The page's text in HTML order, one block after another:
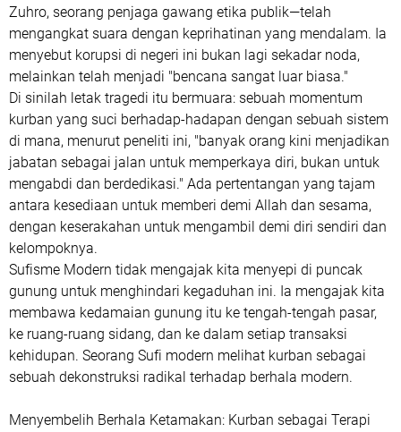
Zuhro, seorang penjaga gawang etika publik—telah
mengangkat suara dengan keprihatinan yang mendalam. Ia
menyebut korupsi di negeri ini bukan lagi sekadar noda,
melainkan telah menjadi "bencana sangat luar biasa."
​Di sinilah letak tragedi itu bermuara: sebuah momentum
kurban yang suci berhadap-hadapan dengan sebuah sistem
di mana, menurut peneliti ini, "banyak orang kini menjadikan
jabatan sebagai jalan untuk memperkaya diri, bukan untuk
mengabdi dan berdedikasi." Ada pertentangan yang tajam
antara kesediaan untuk memberi demi Allah dan sesama,
dengan keserakahan untuk mengambil demi diri sendiri dan
kelompoknya.
​Sufisme Modern tidak mengajak kita menyepi di puncak
gunung untuk menghindari kegaduhan ini. Ia mengajak kita
membawa kedamaian gunung itu ke tengah-tengah pasar,
ke ruang-ruang sidang, dan ke dalam setiap transaksi
kehidupan. Seorang Sufi modern melihat kurban sebagai
sebuah dekonstruksi radikal terhadap berhala modern.
​Menyembelih Berhala Ketamakan: Kurban sebagai Terapi